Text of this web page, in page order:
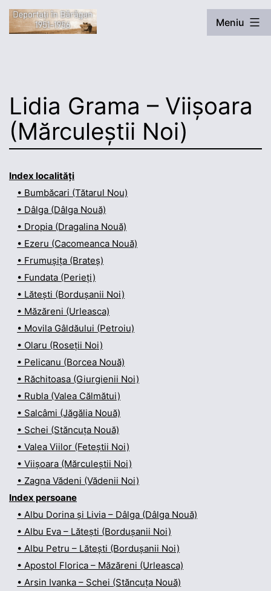
Sari
Meniu
Lidia Grama – Viișoara
(Mărculeștii Noi)
Index localități
• Bumbăcari (Tătarul Nou)
• Dâlga (Dâlga Nouă)
• Dropia (Dragalina Nouă)
• Ezeru (Cacomeanca Nouă)
• Frumușița (Brateș)
• Fundata (Perieți)
• Lătești (Bordușanii Noi)
• Măzăreni (Urleasca)
• Movila Gâldăului (Petroiu)
• Olaru (Roseții Noi)
• Pelicanu (Borcea Nouă)
• Răchitoasa (Giurgienii Noi)
• Rubla (Valea Călmătui)
• Salcâmi (Jăgălia Nouă)
• Schei (Stăncuța Nouă)
• Valea Viilor (Feteștii Noi)
• Viișoara (Mărculeștii Noi)
• Zagna Vădeni (Vădenii Noi)
Index persoane
• Albu Dorina și Livia – Dâlga (Dâlga Nouă)
• Albu Eva – Lătești (Bordușanii Noi)
• Albu Petru – Lătești (Bordușanii Noi)
• Apostol Florica – Măzăreni (Urleasca)
• Arsin Ivanka – Schei (Stăncuța Nouă)